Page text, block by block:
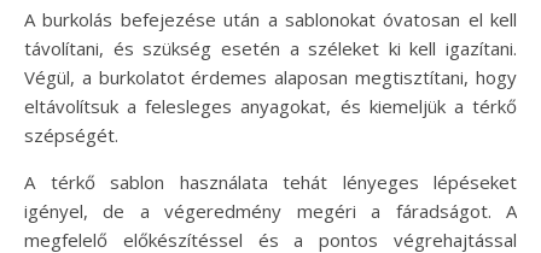
A burkolás befejezése után a sablonokat óvatosan el kell
távolítani, és szükség esetén a széleket ki kell igazítani.
Végül, a burkolatot érdemes alaposan megtisztítani, hogy
eltávolítsuk a felesleges anyagokat, és kiemeljük a térkő
szépségét.
A térkő sablon használata tehát lényeges lépéseket
igényel, de a végeredmény megéri a fáradságot. A
megfelelő előkészítéssel és a pontos végrehajtással